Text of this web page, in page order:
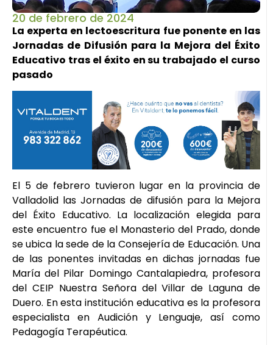
20 de febrero de 2024
La experta en lectoescritura fue ponente en las
Jornadas de Difusión para la Mejora del Éxito
Educativo tras el éxito en su trabajado el curso
pasado
El 5 de febrero tuvieron lugar en la provincia de
Valladolid las Jornadas de difusión para la Mejora
del Éxito Educativo. La localización elegida para
este encuentro fue el Monasterio del Prado, donde
se ubica la sede de la Consejería de Educación. Una
de las ponentes invitadas en dichas jornadas fue
María del Pilar Domingo Cantalapiedra, profesora
del CEIP Nuestra Señora del Villar de Laguna de
Duero. En esta institución educativa es la profesora
especialista en Audición y Lenguaje, así como
Pedagogía Terapéutica.